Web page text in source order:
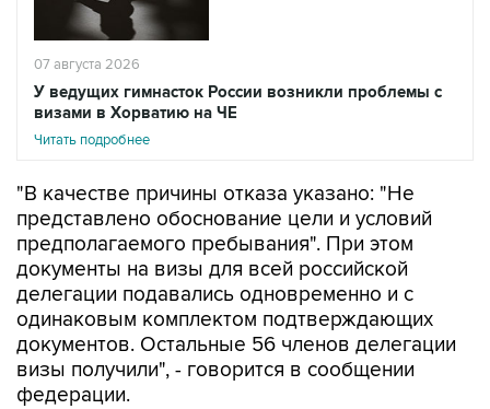
07 августа 2026
У ведущих гимнасток России возникли проблемы с
визами в Хорватию на ЧЕ
Читать подробнее
"В качестве причины отказа указано: "Не
представлено обоснование цели и условий
предполагаемого пребывания". При этом
документы на визы для всей российской
делегации подавались одновременно и с
одинаковым комплектом подтверждающих
документов. Остальные 56 членов делегации
визы получили", - говорится в сообщении
федерации.